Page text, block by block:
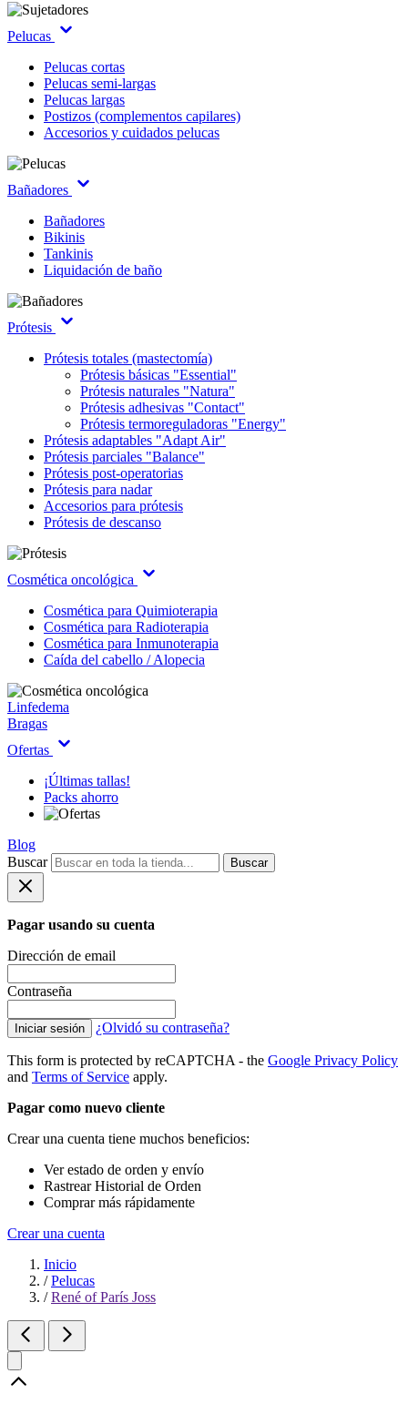
Pelucas
Pelucas cortas
Pelucas semi-largas
Pelucas largas
Postizos (complementos capilares)
Accesorios y cuidados pelucas
Bañadores
Bañadores
Bikinis
Tankinis
Liquidación de baño
Prótesis
Prótesis totales (mastectomía)
Prótesis básicas "Essential"
Prótesis naturales "Natura"
Prótesis adhesivas "Contact"
Prótesis termoreguladoras "Energy"
Prótesis adaptables "Adapt Air"
Prótesis parciales "Balance"
Prótesis post-operatorias
Prótesis para nadar
Accesorios para prótesis
Prótesis de descanso
Cosmética oncológica
Cosmética para Quimioterapia
Cosmética para Radioterapia
Cosmética para Inmunoterapia
Caída del cabello / Alopecia
Linfedema
Bragas
Ofertas
¡Últimas tallas!
Packs ahorro
Blog
Buscar
Buscar
Pagar usando su cuenta
Dirección de email
Contraseña
Iniciar sesión ¿Olvidó su contraseña?
This form is protected by reCAPTCHA - the Google Privacy Policy
and Terms of Service apply.
Pagar como nuevo cliente
Crear una cuenta tiene muchos beneficios:
Ver estado de orden y envío
Rastrear Historial de Orden
Comprar más rápidamente
Crear una cuenta
Inicio
/ Pelucas
/ René of París Joss